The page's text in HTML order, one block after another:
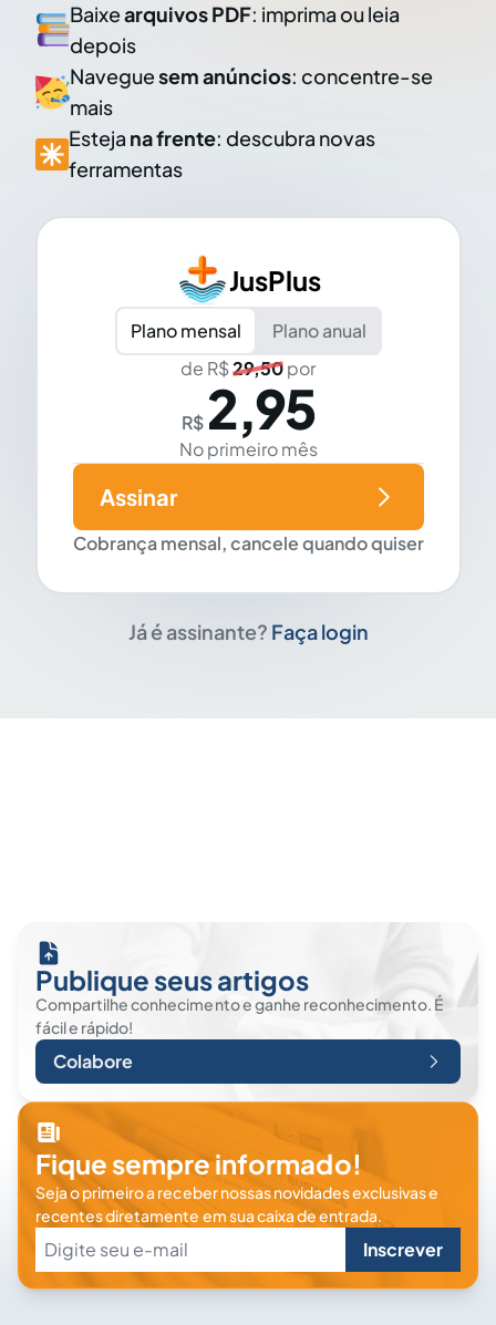
Baixearquivos PDF: imprima ou leia
depois
Naveguesem anúncios: concentre-se
mais
Esteja na frente: descubra novas
ferramentas
JusPlus
Plano mensal
Plano anual
de R$29,50por
R$ 2,95
No primeiro mês
Cobrança mensal, cancele quando quiser
Assinar
Já é assinante? Faça login
Publique seus artigos
Compartilhe conhecimento e ganhe reconhecimento. É
fácil e rápido!
Colabore
Fique sempre informado!
Seja o primeiro a receber nossas novidades exclusivas e
recentes diretamente em sua caixa de entrada.
Inscrever